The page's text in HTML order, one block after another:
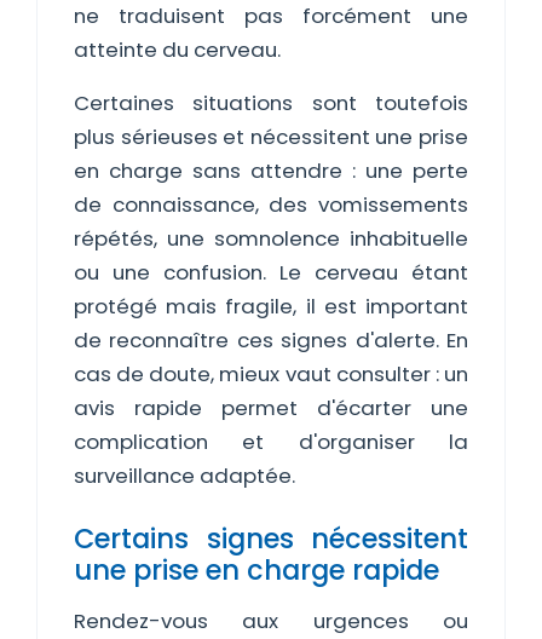
ne traduisent pas forcément une
atteinte du cerveau.
Certaines situations sont toutefois
plus sérieuses et nécessitent une prise
en charge sans attendre : une perte
de connaissance, des vomissements
répétés, une somnolence inhabituelle
ou une confusion. Le cerveau étant
protégé mais fragile, il est important
de reconnaître ces signes d'alerte. En
cas de doute, mieux vaut consulter : un
avis rapide permet d'écarter une
complication et d'organiser la
surveillance adaptée.
Certains signes nécessitent
une prise en charge rapide
Rendez-vous aux urgences ou